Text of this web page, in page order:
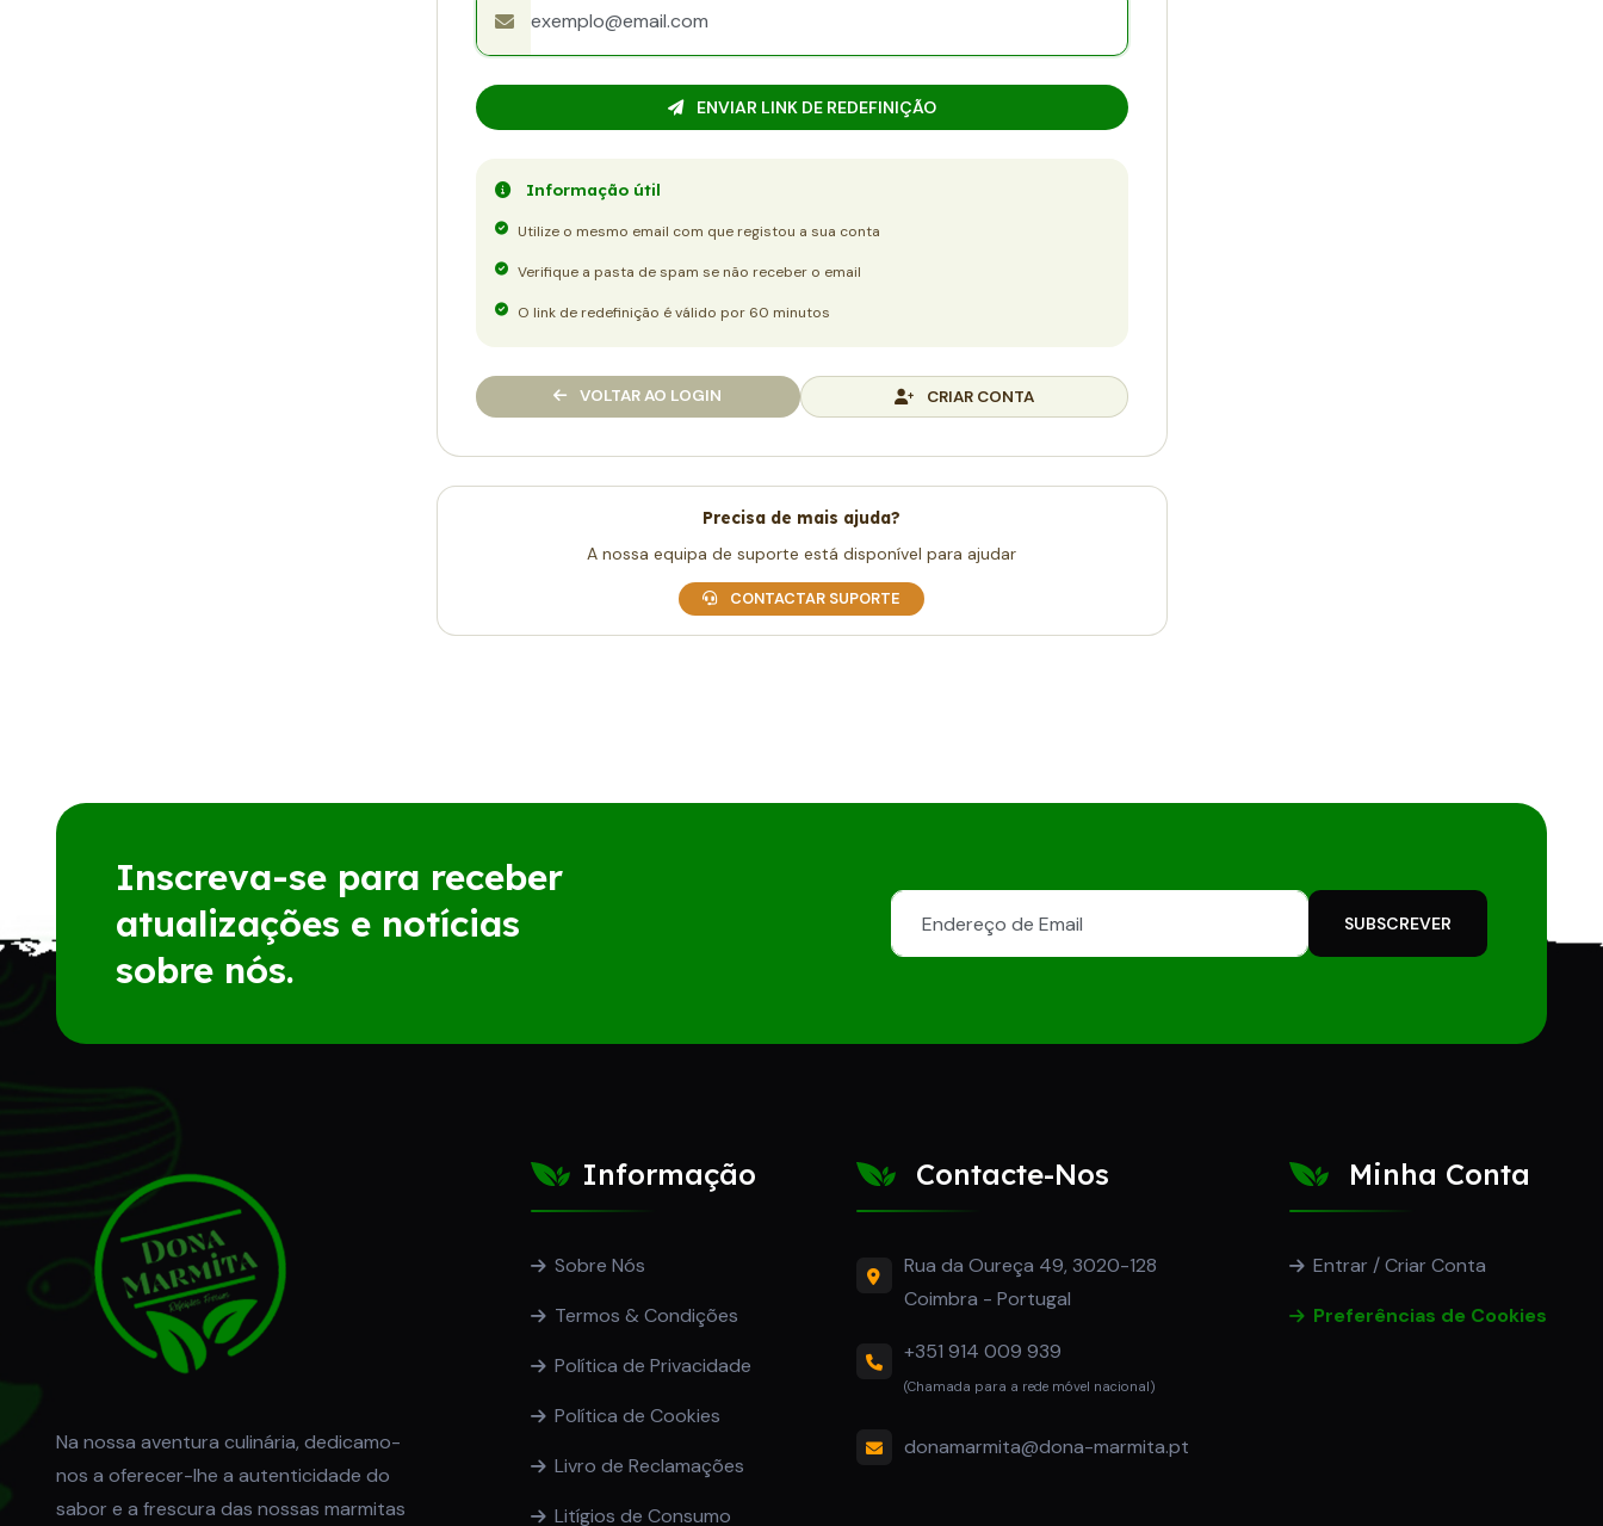
ENVIAR LINK DE REDEFINIÇÃO
Informação útil
Utilize o mesmo email com que registou a sua conta
Verifique a pasta de spam se não receber o email
O link de redefinição é válido por 60 minutos
VOLTAR AO LOGIN CRIAR CONTA
Precisa de mais ajuda?
A nossa equipa de suporte está disponível para ajudar
CONTACTAR SUPORTE
Inscreva-se para receber
atualizações e notícias
sobre nós.
SUBSCREVER
Na nossa aventura culinária, dedicamo-
nos a oferecer-lhe a autenticidade do
sabor e a frescura das nossas marmitas
Informação
Sobre Nós
Termos & Condições
Política de Privacidade
Política de Cookies
Livro de Reclamações
Litígios de Consumo
Contacte-Nos
Rua da Oureça 49, 3020-128
Coimbra - Portugal
+351 914 009 939
(Chamada para a rede móvel nacional)
donamarmita@dona-marmita.pt
Minha Conta
Entrar / Criar Conta
Preferências de Cookies